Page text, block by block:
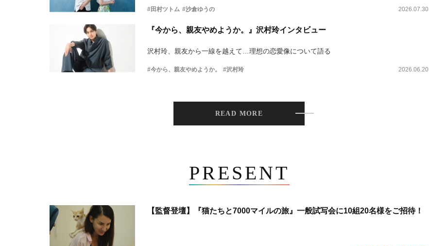
#田村ツトム #沙倉ゆうの 2026.07.30
『今から、親友やめようか。』沢村玲インタビュー
沢村玲、親友から一線を越えて…理想の恋愛像について語る
#今から、親友やめようか。 #沢村玲 2026.06.20
READ MORE
PRESENT
【監督登壇】『猫たちと7000マイルの旅』一般試写会に10組20名様をご招待！